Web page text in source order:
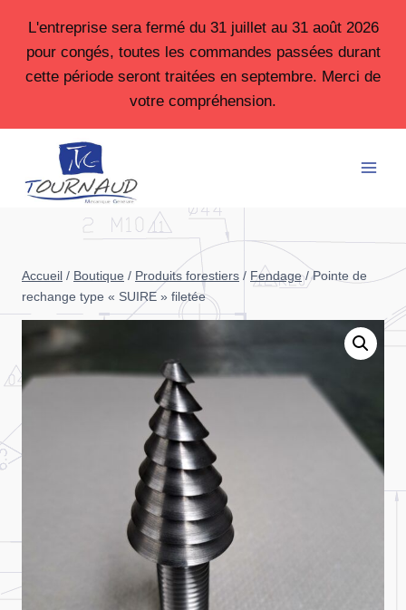
contenu
L'entreprise sera fermé du 31 juillet au 31 août 2026
pour congés, toutes les commandes passées durant
cette période seront traitées en septembre. Merci de
votre compréhension.
Accueil / Boutique / Produits forestiers / Fendage / Pointe de
rechange type « SUIRE » filetée